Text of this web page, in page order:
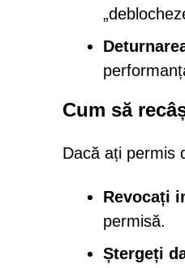
Cum să
Dacă ați permis
Revocați
permisă.
Ștergeți